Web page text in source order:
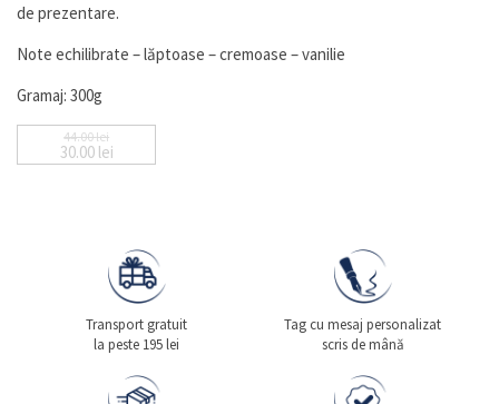
de prezentare.
Note echilibrate – lăptoase – cremoase – vanilie
Gramaj: 300g
44.00lei
Prețul inițial a fost: 44.00 lei.
30.00 lei
Prețul curent este: 30.00 lei.
Transport gratuit
la peste 195 lei
Tag cu mesaj personalizat
scris de mână